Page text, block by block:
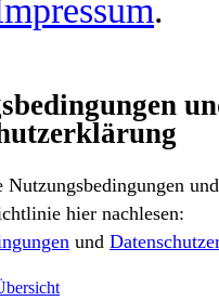
.
Nutzungsbedingungen
hier nachlesen:
und